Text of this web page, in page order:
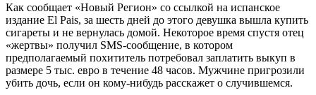
Как сообщает «Новый Регион» со ссылкой на испанское
издание El Pais, за шесть дней до этого девушка вышла купить
сигареты и не вернулась домой. Некоторое время спустя отец
«жертвы» получил SMS-сообщение, в котором
предполагаемый похититель потребовал заплатить выкуп в
размере 5 тыс. евро в течение 48 часов. Мужчине пригрозили
убить дочь, если он кому-нибудь расскажет о случившемся.